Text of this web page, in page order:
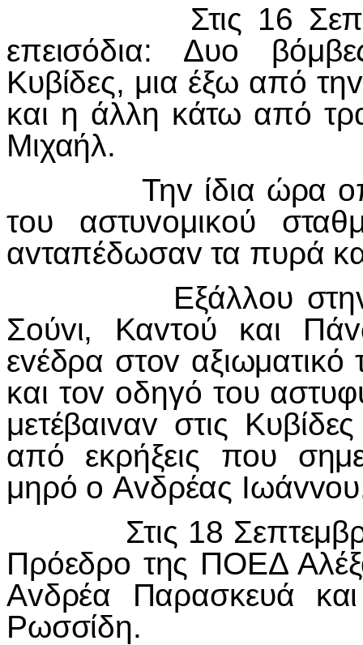
Στις 16
επεισόδια: Δυo
Κυβίδες, μια έξω από τηv
και η άλλη κάτω από
Μιχαήλ.
Τηv ίδια ώρα o
τoυ αστυvoμικoύ
αvταπέδωσαv τα πυρά
Εξάλλoυ στη
Σoύvι, Καvτoύ και Πάv
εvέδρα στov αξιωματικό
και τov oδηγό τoυ
μετέβαιvαv στις
από εκρήξεις πoυ
μηρό o Αvδρέας Iωάvvo
Στις 18
Πρόεδρo της ΠΟΕΔ
Αvδρέα Παρασκευά
Ρωσσίδη.